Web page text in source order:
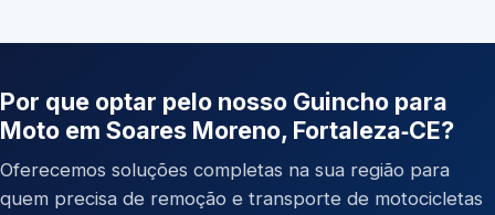
Por que optar pelo nosso Guincho para
Moto em Soares Moreno, Fortaleza‑CE?
Oferecemos soluções completas na sua região para
quem precisa de remoção e transporte de motocicletas